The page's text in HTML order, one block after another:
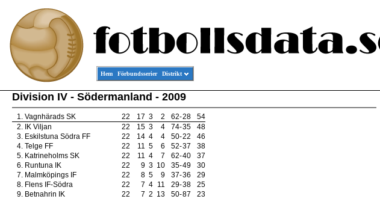
Hem Förbundsserier Distrikt
Division IV - Södermanland - 2009
1. Vagnhärads SK 22 17 3 2 62-28
54
2. IK Viljan 22 15 3 4 74-35
48
3. Eskilstuna Södra FF 22 14 4 4 50-22
46
4. Telge FF 22 11 5 6 52-37
38
5. Katrineholms SK 22 11 4 7 62-40
37
6. Runtuna IK 22 9 3 10 35-49
30
7. Malmköpings IF 22 8 5 9 37-36
29
8. Flens IF-Södra 22 7 4 11 29-38
25
9. Betnahrin IK 22 7 2 13 50-87
23